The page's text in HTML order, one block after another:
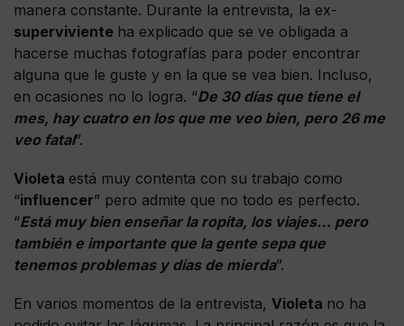
manera constante. Durante la entrevista, la ex-
superviviente ha explicado que se ve obligada a
hacerse muchas fotografías para poder encontrar
alguna que le guste y en la que se vea bien. Incluso,
en ocasiones no lo logra. “De 30 días que tiene el
mes, hay cuatro en los que me veo bien, pero 26 me
veo fatal”.
Violeta está muy contenta con su trabajo como
“influencer” pero admite que no todo es perfecto.
“Está muy bien enseñar la ropita, los viajes… pero
también e importante que la gente sepa que
tenemos problemas y días de mierda”.
En varios momentos de la entrevista, Violeta no ha